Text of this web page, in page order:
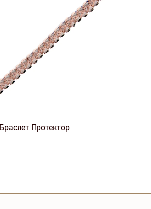
Браслет Протектор